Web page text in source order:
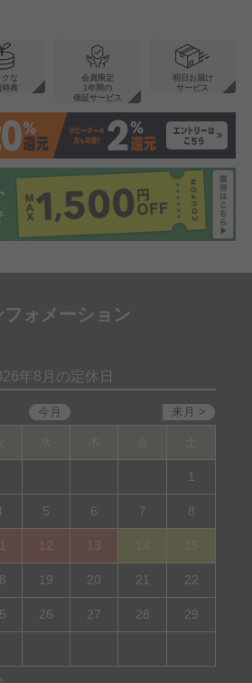
クな
特典
会員限定
1年間の
保証サービス
明日お届け
サービス
フォメーション
年8月の定休日
1
5 6 7 8
12 13 14 15
19 20 21 22
26 27 28 29